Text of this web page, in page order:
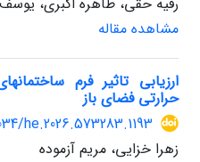
مشاهده مقاله
ارزیابی تاثیر فرم
حرارتی فضای باز
he.2026.573283.1193
زهرا خزایی، مریم آزموده